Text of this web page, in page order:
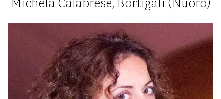
Michela Calabrese, Bortigali (Nuoro)